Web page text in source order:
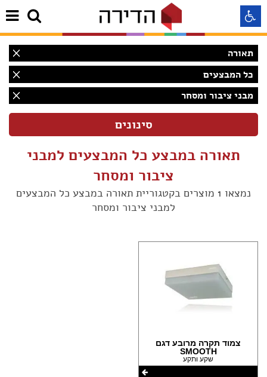
תאורה
כל המבצעים
מבני ציבור ומסחר
(1)
תאורה במבצע כל המבצעים למבני
ציבור ומסחר
נמצאו 1 מוצרים בקטגוריית תאורה במבצע כל המבצעים
למבני ציבור ומסחר
צמוד תקרה מרובע דגם
SMOOTH
שקע ותקע
התאמה לקורא מסך
התאמה לעיוורי צבעים
התאמה לכבדי ראיה
Aא Aא Aא
הצהרת נגישות